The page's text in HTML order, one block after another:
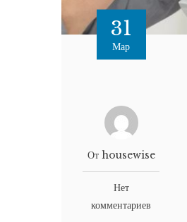
31
Мар
От housewise
Нет
комментариев